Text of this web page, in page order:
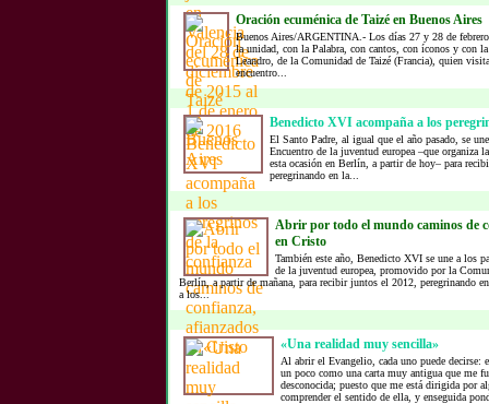
Oración ecuménica de Taizé en Buenos Aires
Buenos Aires/ARGENTINA.- Los días 27 y 28 de febrero
la unidad, con la Palabra, con cantos, con íconos y con la
Leandro, de la Comunidad de Taizé (Francia), quien
encuentro...
Benedicto XVI acompaña a los
El Santo Padre, al igual que el año pasado, se
Encuentro de la juventud europea –que organiza
esta ocasión en Berlín, a partir de hoy– para
peregrinando en la...
Abrir por todo el mundo caminos de
en Cristo
También este año, Benedicto XVI se une a los
de la juventud europea, promovido por la
Berlín, a partir de mañana, para recibir juntos el 2012, peregrinando
a los...
«Una realidad muy sencilla»
Al abrir el Evangelio, cada uno puede decirse:
un poco como una carta muy antigua que me
desconocida; puesto que me está dirigida por
comprender el sentido de ella, y enseguida